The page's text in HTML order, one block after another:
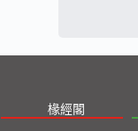
椽經閣